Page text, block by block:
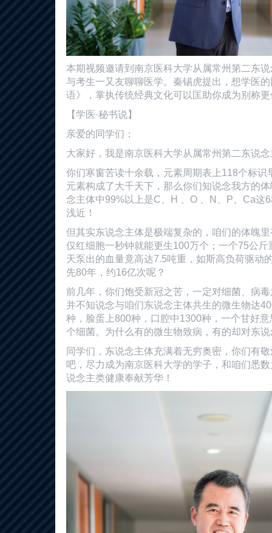
本期视频邀请到南京医科大学从属常州第二东
与考生一又友聊聊医学。秦锡虎提出，想学医
语》，掌执传统经典文化可以匡助你成为别称
【学医·秘书说】
亲爱的同学们：
大家好，我是南京医科大学从属常州第二东说
你们寒窗苦读十余载，元素周期表上118个标识
元素构成了大千天下，那么你们知说念我方的
念主体中99%以上是C、H 、O 、N、P、Ca这
浅近！
但其实东说念主体是极端复杂的，咱们的体魄
仅红细胞一秒钟就能更生100万个；一个75公
天泵出的血量竟高达7.5吨重，如斯高负荷驱动
先80年，约16亿次呢？
前几年，你们饱受新冠之苦，一定对细菌、病
并不知说念与咱们东说念主体共生的微生物达
种，脸蛋上800种，口腔中1300种，一个甘好
个细菌。为什么有的微生物致病，有的却对东
同学们，东说念主体充满着无穷奥密，你们有
吧，尽力成为南京医科大学的学子，和咱们悉
说念主类健康奉献芳华！